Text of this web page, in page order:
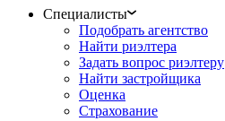
Специалисты
Подобрать агентство
Найти риэлтера
Задать вопрос риэлтеру
Найти застройщика
Оценка
Страхование